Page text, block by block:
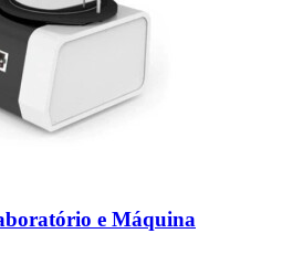
e Máquina